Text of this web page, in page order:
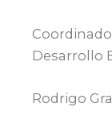
Desarrollo
Rodrigo